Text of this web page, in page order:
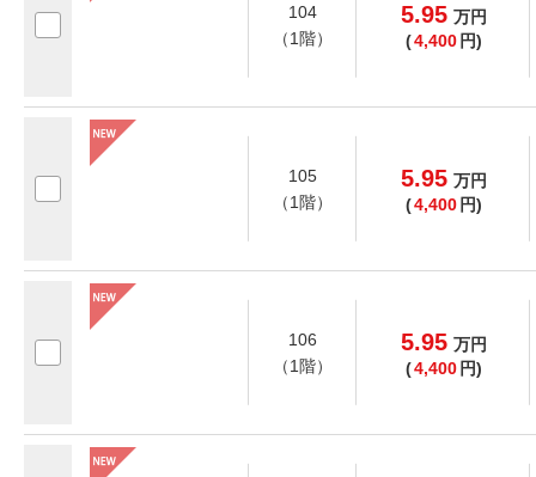
104
（1階）
5.95 万円
(4,400 円)
105
（1階）
5.95 万円
(4,400 円)
106
（1階）
5.95 万円
(4,400 円)